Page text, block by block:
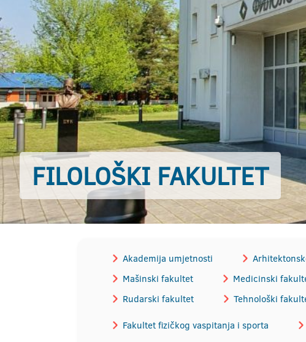
FILOLOŠKI FAKULTET
Akademija umjetnosti
Mašinski fakultet
Medicinski
Rudarski fakultet
Tehnološki
Fakultet fizičkog vaspitanja i sporta